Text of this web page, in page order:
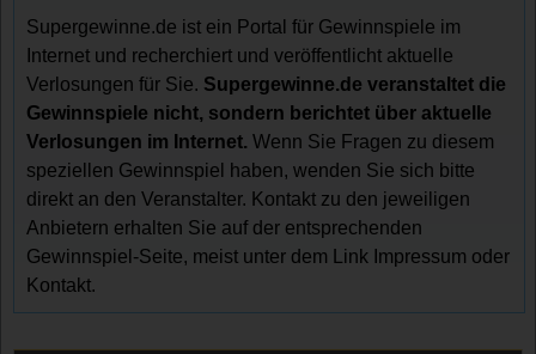
Supergewinne.de ist ein Portal für Gewinnspiele im
Internet und recherchiert und veröffentlicht aktuelle
Verlosungen für Sie. Supergewinne.de veranstaltet die
Gewinnspiele nicht, sondern berichtet über aktuelle
Verlosungen im Internet. Wenn Sie Fragen zu diesem
speziellen Gewinnspiel haben, wenden Sie sich bitte
direkt an den Veranstalter. Kontakt zu den jeweiligen
Anbietern erhalten Sie auf der entsprechenden
Gewinnspiel-Seite, meist unter dem Link Impressum oder
Kontakt.